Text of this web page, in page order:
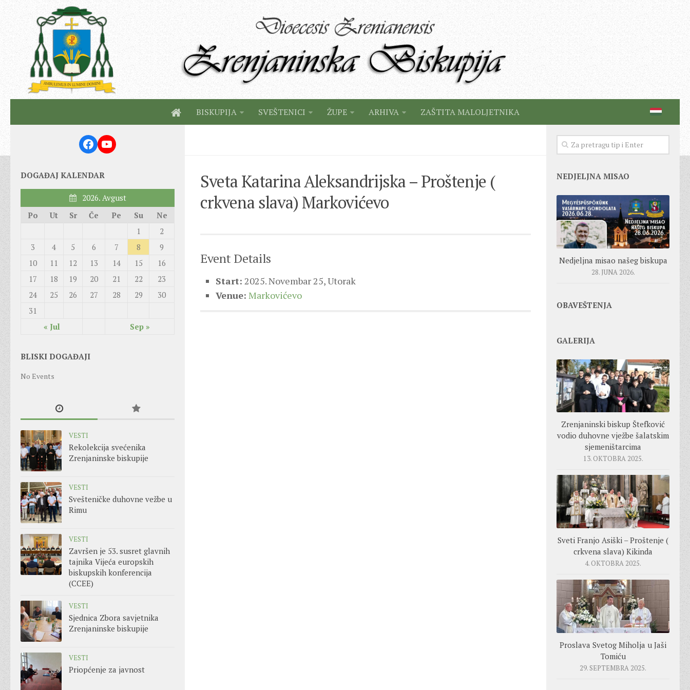
BISKUPIJA SVEŠTENICI ŽUPE ARHIVA ZAŠTITA MALOLJETNIKA
Sveta Katarina Aleksandrijska – Proštenje (
crkvena slava) Markovićevo
Event Details
Start: 2025. Novembar 25, Utorak
Venue: Markovićevo
Facebook
YouTube
DOGAĐAJ KALENDAR
2026. Avgust
Po
Ut Sr Če Pe Su Ne
« Jul Sep »
1
2
3
4 5 6 7 8
9
10
11 12 13 14 15
16
17
18 19 20 21 22
23
24
25 26 27 28 29
30
31
BLISKI DOGAĐAJI
No Events
VESTI
Rekolekcija svećenika
Zrenjaninske biskupije
VESTI
Svešteničke duhovne vežbe u
Rimu
VESTI
Završen je 53. susret glavnih
tajnika Vijeća europskih
biskupskih konferencija
(CCEE)
VESTI
Sjednica Zbora savjetnika
Zrenjaninske biskupije
VESTI
Priopćenje za javnost
NEDJELJNA MISAO
Nedjeljna misao našeg biskupa
28. JUNA 2026.
OBAVEŠTENJA
GALERIJA
Zrenjaninski biskup Štefković
vodio duhovne vježbe šalatskim
sjemeništarcima
13. OKTOBRA 2025.
Sveti Franjo Asiški – Proštenje (
crkvena slava) Kikinda
4. OKTOBRA 2025.
Proslava Svetog Miholja u Jaši
Tomiću
29. SEPTEMBRA 2025.